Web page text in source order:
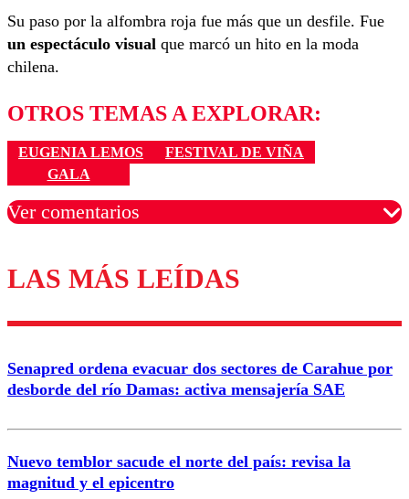
Su paso por la alfombra roja fue más que un desfile. Fue
un espectáculo visual que marcó un hito en la moda
chilena.
OTROS TEMAS A EXPLORAR:
EUGENIA LEMOS
FESTIVAL DE VIÑA
GALA
Ver comentarios
Los comentarios son moderados para garantizar un
diálogo respetuoso.
Correo
LAS MÁS LEÍDAS
Senapred ordena evacuar dos sectores de Carahue por
desborde del río Damas: activa mensajería SAE
Nuevo temblor sacude el norte del país: revisa la
magnitud y el epicentro